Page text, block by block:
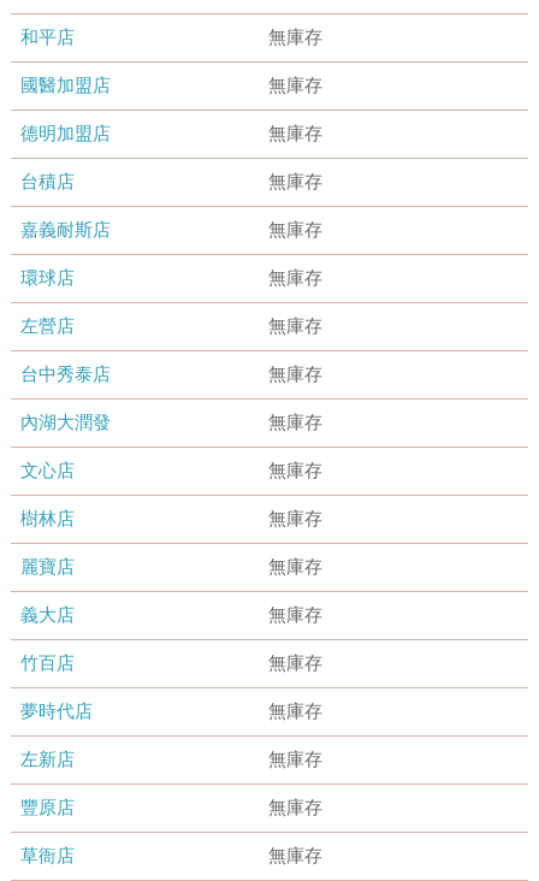
和平店 無庫存
國醫加盟店 無庫存
德明加盟店 無庫存
台積店 無庫存
嘉義耐斯店 無庫存
環球店 無庫存
左營店 無庫存
台中秀泰店 無庫存
內湖大潤發 無庫存
文心店 無庫存
樹林店 無庫存
麗寶店 無庫存
義大店 無庫存
竹百店 無庫存
夢時代店 無庫存
左新店 無庫存
豐原店 無庫存
草衙店 無庫存